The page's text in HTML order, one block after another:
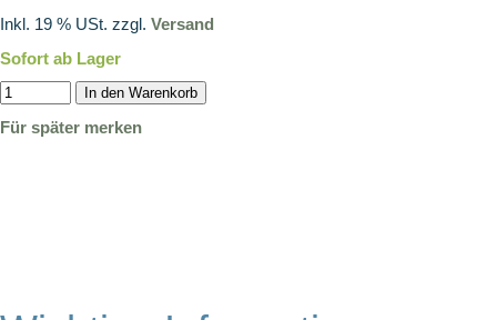
Inkl. 19 % USt. zzgl. Versand
Sofort ab Lager
In den Warenkorb
Für später merken